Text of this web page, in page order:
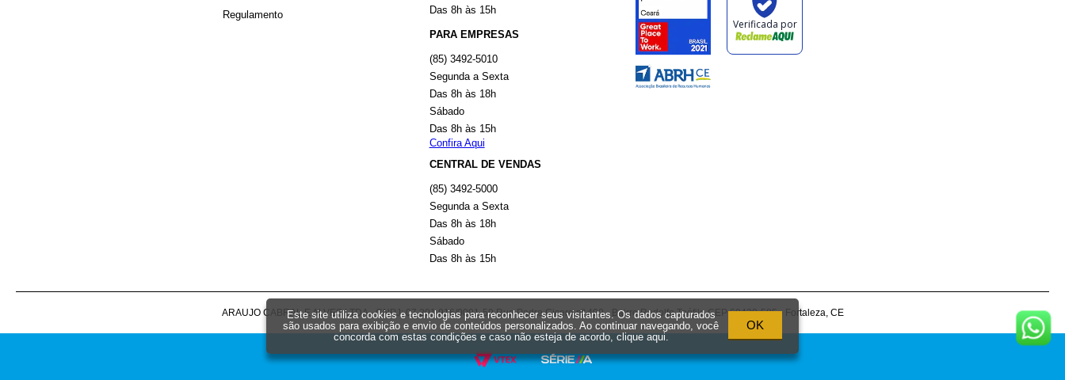
Regulamento
Das 8h às 15h
PARA EMPRESAS
(85) 3492-5010
Segunda a Sexta
Das 8h às 18h
Sábado
Das 8h às 15h
Confira Aqui
CENTRAL DE VENDAS
(85) 3492-5000
Segunda a Sexta
Das 8h às 18h
Sábado
Das 8h às 15h
ARAUJO CABRAL E ALVES LTDA - CNPJ: 07.201.916/0001-59 Rua Padre Cicero nº 400 - Bairro Rodolfo Teófilo CEP 60430-585 - Fortaleza, CE
Este site utiliza cookies e tecnologias para reconhecer seus visitantes. Os dados capturados
são usados para exibição e envio de conteúdos personalizados. Ao continuar navegando, você
concorda com estas condições e caso não esteja de acordo,clique aqui.
OK